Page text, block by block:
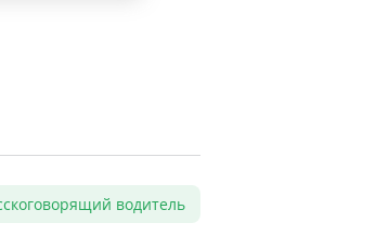
водитель